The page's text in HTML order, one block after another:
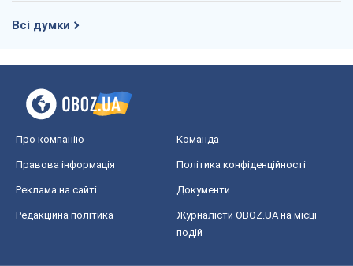
Всі думки
Про компанію Команда
Правова інформація Політика конфіденційності
Реклама на сайті Документи
Редакційна політика
Журналісти OBOZ.UA на місці
подій